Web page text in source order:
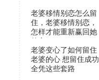
老婆移情别恋怎么留
住，老婆移情别恋，
怎样才能重新赢回她
老婆变心了如何留住
老婆的心 想留住成功
全凭这些套路